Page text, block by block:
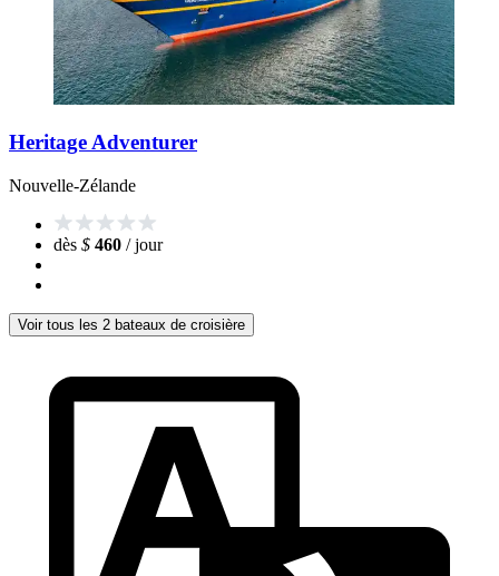
Heritage Adventurer
Nouvelle-Zélande
dès $ 460 / jour
Voir tous les 2 bateaux de croisière